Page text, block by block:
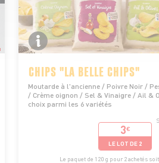
CHIPS "LA BELLE CHIPS"
Moutarde à l'ancienne / Poivre Noir /
/ Crème oignon / Sel & Vinaigre / Ail &
choix parmi les 6 variétés
3€
LE LOT DE 2
Le paquet de 120 g pour 2 achetés